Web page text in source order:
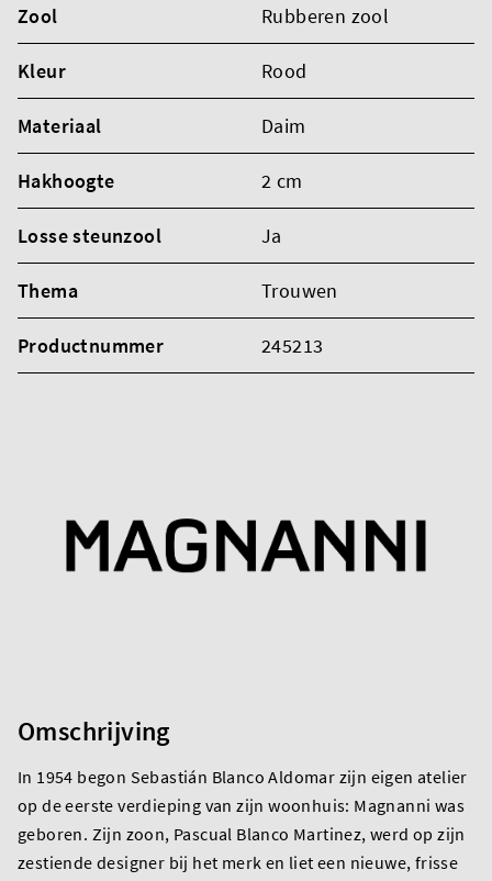
Zool Rubberen zool
Kleur Rood
Materiaal Daim
Hakhoogte 2 cm
Losse steunzool Ja
Thema Trouwen
Productnummer 245213
Omschrijving
In 1954 begon Sebastián Blanco Aldomar zijn eigen atelier
op de eerste verdieping van zijn woonhuis: Magnanni was
geboren. Zijn zoon, Pascual Blanco Martinez, werd op zijn
zestiende designer bij het merk en liet een nieuwe, frisse